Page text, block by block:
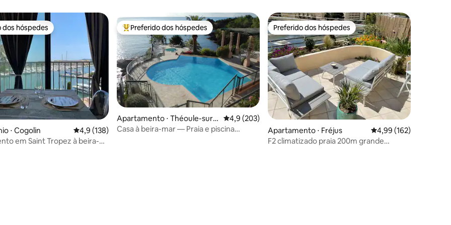
de 5, 117 avaliações
dos hóspedes
dos hóspedes
⋅ Cogolin 4,9 de uma avaliação média de 5, 138 avaliações
4,9 (138)
em Saint Tropez à beira-
Entre os melhores preferidos dos hóspedes
Preferido dos hóspedes
Apartamento ⋅ Théoule-sur-
Mer
4,9 de uma avaliação média de 5, 203 avaliações
4,9 (203)
Casa à beira-mar — Praia e piscina
Preferido dos hóspedes
Preferido dos hóspedes
Apartamento ⋅ Fréjus 4,99 de uma avaliação
4,99 (162)
F2 climatizado praia 200m grande